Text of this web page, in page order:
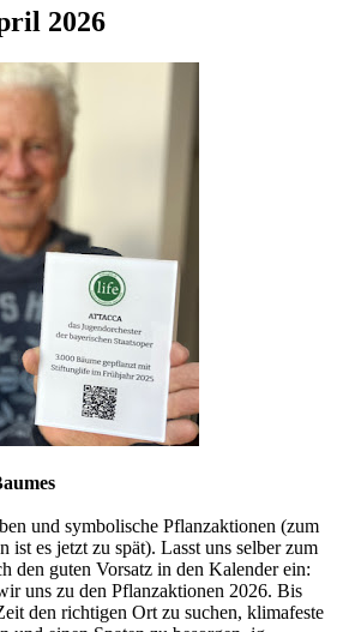
2026
und symbolische Pflanzaktionen (zum
ist es jetzt zu spät). Lasst uns selber zum
den guten Vorsatz in den Kalender ein:
uns zu den Pflanzaktionen 2026. Bis
den richtigen Ort zu suchen, klimafeste